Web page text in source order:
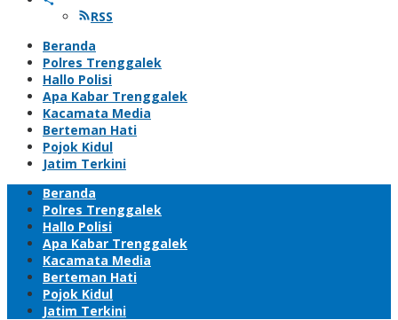
RSS
Beranda
Polres Trenggalek
Hallo Polisi
Apa Kabar Trenggalek
Kacamata Media
Berteman Hati
Pojok Kidul
Jatim Terkini
Beranda
Polres Trenggalek
Hallo Polisi
Apa Kabar Trenggalek
Kacamata Media
Berteman Hati
Pojok Kidul
Jatim Terkini